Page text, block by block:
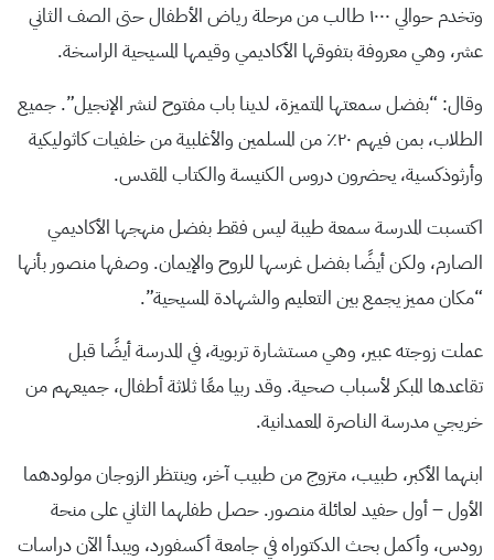
وتخدم حوالي ١٠٠٠ طالب من مرحلة رياض الأطفال حتى الصف الثاني
عشر، وهي معروفة بتفوقها الأكاديمي وقيمها المسيحية الراسخة.
وقال: “بفضل سمعتها المتميزة، لدينا باب مفتوح لنشر الإنجيل”. جميع
الطلاب، بمن فيهم ٢٠٪ من المسلمين والأغلبية من خلفيات كاثوليكية
وأرثوذكسية، يحضرون دروس الكنيسة والكتاب المقدس.
اكتسبت المدرسة سمعة طيبة ليس فقط بفضل منهجها الأكاديمي
الصارم، ولكن أيضًا بفضل غرسها للروح والإيمان. وصفها منصور بأنها
“مكان مميز يجمع بين التعليم والشهادة المسيحية”.
عملت زوجته عبير، وهي مستشارة تربوية، في المدرسة أيضًا قبل
تقاعدها المبكر لأسباب صحية. وقد ربيا معًا ثلاثة أطفال، جميعهم من
خريجي مدرسة الناصرة المعمدانية.
ابنهما الأكبر، طبيب، متزوج من طبيب آخر، وينتظر الزوجان مولودهما
الأول – أول حفيد لعائلة منصور. حصل طفلهما الثاني على منحة
رودس، وأكمل بحث الدكتوراه في جامعة أكسفورد، ويبدأ الآن دراسات